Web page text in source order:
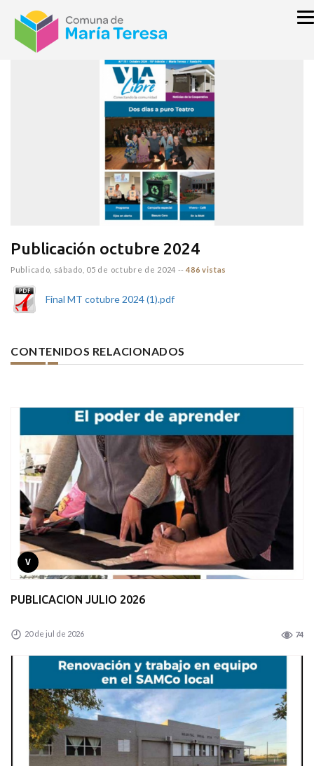
inicio VIA LIBRE DIARIO
Publicación octubre 2024
Publicado, sábado, 05 de octubre de 2024 -- 486 vistas
Final MT cotubre 2024 (1).pdf
CONTENIDOS RELACIONADOS
V
PUBLICACION JULIO 2026
20 de jul de 2026 74